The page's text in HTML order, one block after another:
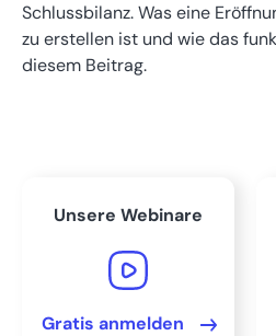
Aufbau
Eröffnungsbilanz zum 05.02.2023
Fazit: Eröffnungsbilanzen nur
Unternehmen Pflicht
Schlussbilanz. Was eine
zu erstellen ist und wie das
diesem Beitrag.
Unsere Webinare
Gratis anmelden